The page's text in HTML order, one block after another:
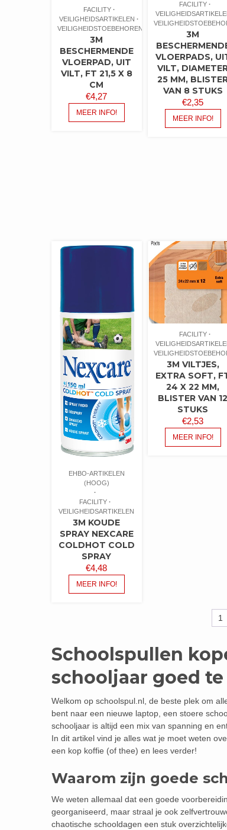
FACILITY
VEILIGHEIDSARTIKELEN
VEILIGHEIDSTOEBEHOREN
3M
BESCHERMENDE
VLOERPAD, UIT
VILT, FT 21,5 X 8
CM
€4,27
MEER INFO!
FACILITY
3M
VLOERPADS,
VILT,
25 MM,
VAN 8 STUKS
€2,35
MEER INFO!
EHBO-ARTIKELEN
(HOOG)
FACILITY
VEILIGHEIDSARTIKELEN
3M KOUDE
SPRAY NEXCARE
COLDHOT COLD
SPRAY
€4,48
MEER INFO!
FACILITY
3M VILTJES,
EXTRA SOFT,
24 X 22 MM,
BLISTER VAN 12
STUKS
€2,53
MEER INFO!
1
Schoolspullen
schooljaar goed
Welkom op schoolspul.nl, de beste plek om
bent naar een nieuwe laptop, een stoere
schooljaar is altijd een mix van spanning en
In dit artikel vind je alles wat je moet weten
een kop koffie (of thee) en lees verder!
Waarom zijn goede
We weten allemaal dat een goede
georganiseerd, maar straal je ook
chaotische schooldagen een stuk